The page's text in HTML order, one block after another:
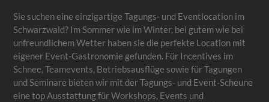
Sie suchen eine einzigartige Tagungs- und Eventlocation im
Schwarzwald? Im Sommer wie im Winter, bei gutem wie bei
unfreundlichem Wetter haben sie die perfekte Location mit
eigener Event-Gastronomie gefunden. Für Incentives im
Schnee, Teamevents, Betriebsausflüge sowie für Tagungen
und Seminare bieten wir mit der Tagungs- und Event-Scheune
eine top Ausstattung für Workshops, Events und